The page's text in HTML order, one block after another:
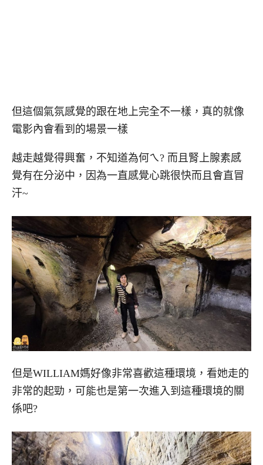
但這個氣氛感覺的跟在地上完全不一樣，真的就像
電影內會看到的場景一樣
越走越覺得興奮，不知道為何ㄟ? 而且腎上腺素感
覺有在分泌中，因為一直感覺心跳很快而且會直冒
汗~
但是WILLIAM媽好像非常喜歡這種環境，看她走的
非常的起勁，可能也是第一次進入到這種環境的關
係吧?